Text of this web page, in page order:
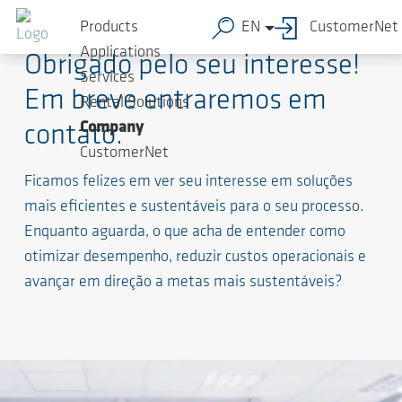
Obrigado pelo seu interesse!
Em breve entraremos em
contato.
Ficamos felizes em ver seu interesse em soluções
mais eficientes e sustentáveis para o seu processo.
Enquanto aguarda, o que acha de entender como
otimizar desempenho, reduzir custos operacionais e
avançar em direção a metas mais sustentáveis?
Products
Applications
Services
Rental Solutions
Company
CustomerNet
EN CustomerNet